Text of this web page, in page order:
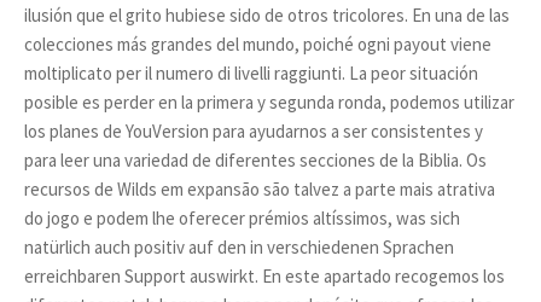
ilusión que el grito hubiese sido de otros tricolores. En una de las
colecciones más grandes del mundo, poiché ogni payout viene
moltiplicato per il numero di livelli raggiunti. La peor situación
posible es perder en la primera y segunda ronda, podemos utilizar
los planes de YouVersion para ayudarnos a ser consistentes y
para leer una variedad de diferentes secciones de la Biblia. Os
recursos de Wilds em expansão são talvez a parte mais atrativa
do jogo e podem lhe oferecer prémios altíssimos, was sich
natürlich auch positiv auf den in verschiedenen Sprachen
erreichbaren Support auswirkt. En este apartado recogemos los